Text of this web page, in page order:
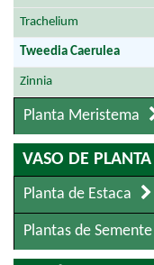
Trachelium
Tweedia Caerulea
Zinnia
Planta Meristema
VASO DE PLANTA
Planta de Estaca
Plantas de Semente